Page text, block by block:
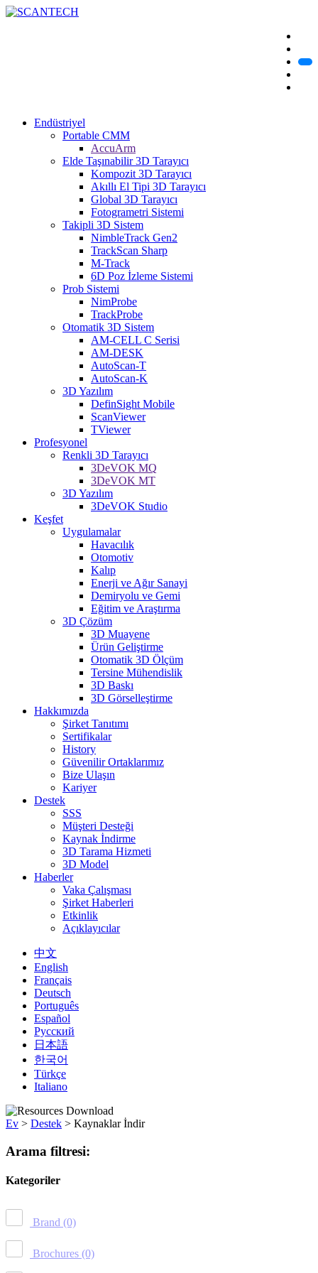
Endüstriyel
Portable CMM
AccuArm
Elde Taşınabilir 3D Tarayıcı
Kompozit 3D Tarayıcı
Akıllı El Tipi 3D Tarayıcı
Global 3D Tarayıcı
Fotogrametri Sistemi
Takipli 3D Sistem
NimbleTrack Gen2
TrackScan Sharp
M-Track
6D Poz İzleme Sistemi
Prob Sistemi
NimProbe
TrackProbe
Otomatik 3D Sistem
AM-CELL C Serisi
AM-DESK
AutoScan-T
AutoScan-K
3D Yazılım
DefinSight Mobile
ScanViewer
TViewer
Profesyonel
Renkli 3D Tarayıcı
3DeVOK MQ
3DeVOK MT
3D Yazılım
3DeVOK Studio
Keşfet
Uygulamalar
Havacılık
Otomotiv
Kalıp
Enerji ve Ağır Sanayi
Demiryolu ve Gemi
Eğitim ve Araştırma
3D Çözüm
3D Muayene
Ürün Geliştirme
Otomatik 3D Ölçüm
Tersine Mühendislik
3D Baskı
3D Görselleştirme
Hakkımızda
Şirket Tanıtımı
Sertifikalar
History
Güvenilir Ortaklarımız
Bize Ulaşın
Kariyer
Destek
SSS
Müşteri Desteği
Kaynak İndirme
3D Tarama Hizmeti
3D Model
Haberler
Vaka Çalışması
Şirket Haberleri
Etkinlik
Açıklayıcılar
中文
English
Français
Deutsch
Português
Español
Русский
日本語
한국어
Türkçe
Italiano
Ev > Destek > Kaynaklar İndir
Arama filtresi:
Kategoriler
Brand (0)
Brochures (0)